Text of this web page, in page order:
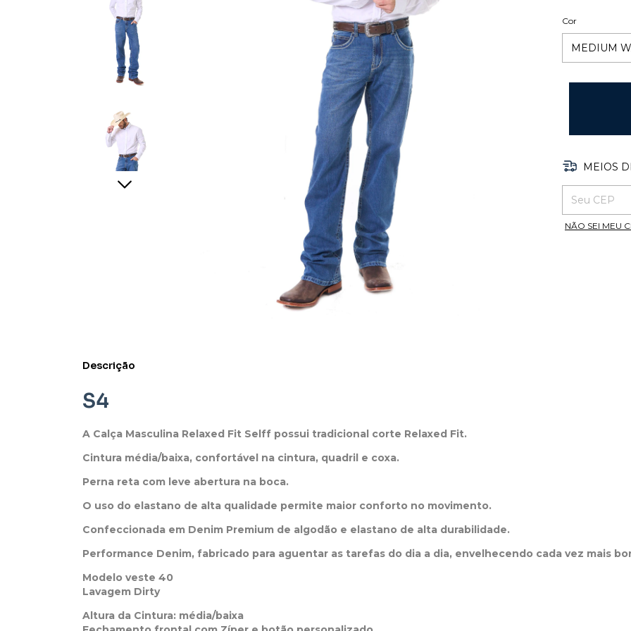
Cor
MEIOS
ENTREGAS
NÃO SEI MEU
Descrição
S4
A Calça Masculina Relaxed Fit Selff possui tradicional corte Relaxed Fit.
Cintura média/baixa, confortável na cintura, quadril e coxa.
Perna reta com leve abertura na boca.
O uso do elastano de alta qualidade permite maior conforto no movimento.
Confeccionada em Denim Premium de algodão e elastano de alta durabilidade.
Performance Denim, fabricado para aguentar as tarefas do dia a dia, envelhecendo cada vez mais
Modelo veste 40
Lavagem Dirty
Altura da Cintura: média/baixa